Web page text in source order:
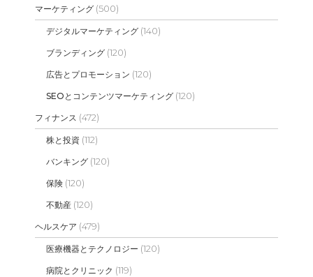
マーケティング (500)
デジタルマーケティング (140)
ブランディング (120)
広告とプロモーション (120)
SEOとコンテンツマーケティング (120)
フィナンス (472)
株と投資 (112)
バンキング (120)
保険 (120)
不動産 (120)
ヘルスケア (479)
医療機器とテクノロジー (120)
病院とクリニック (119)